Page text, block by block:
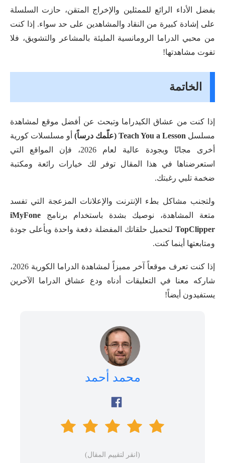
بفضل الأداء الرائع للممثلين والإخراج المتقن، حازت السلسلة
على إشادة كبيرة من النقاد والمشاهدين على حد سواء. إذا كنت
من محبي الدراما الرومانسية المليئة بالمشاعر والتشويق، فلا
تفوت مشاهدتها!
الخاتمة
إذا كنت من عشاق الكيدراما وتبحث عن أفضل موقع لمشاهدة
مسلسل Teach You a Lesson (علّمك درساً)
أو مسلسلات كورية
أخرى مجانًا وبجودة عالية لعام 2026، فإن المواقع التي
استعرضناها في هذا المقال توفر لك خيارات رائعة ومكتبة
ضخمة تلبي رغبتك.
ولتجنب مشاكل بطء الإنترنت والإعلانات المزعجة التي تفسد
متعة المشاهدة، نوصيك بشدة باستخدام برنامج iMyFone
TopClipper لتحميل حلقاتك المفضلة دفعة واحدة وبأعلى جودة
ومتابعتها أينما كنت.
إذا كنت تعرف موقعاً آخر مميزاً لمشاهدة الدراما الكورية 2026،
شاركه معنا في التعليقات أدناه ودع عشاق الدراما الآخرين
يستفيدون أيضاً!
محمد أحمد
(انقر لتقييم المقال)